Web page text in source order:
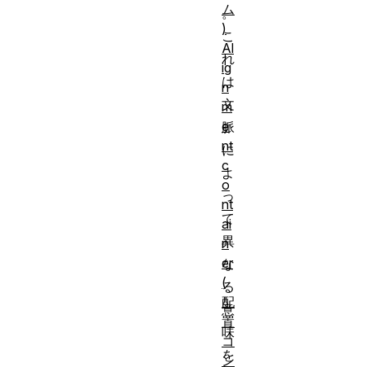
。
こ
れ
は
文
脈
に
よ
っ
て
異
な
る
意
味
を
ム
)
Al
ig
n
m
e
nt
c
o
nt
ai
n
er
(
配
置
コ
ン